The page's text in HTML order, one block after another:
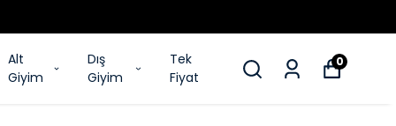
Alt
Giyim
Dış
Giyim
Tek
Fiyat
0